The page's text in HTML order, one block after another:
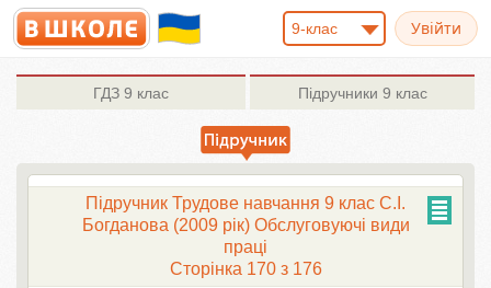
9-клас
ГДЗ 9 клас Підручники 9 клас
Підручник Трудове навчання 9 клас С.І.
Богданова (2009 рік) Обслуговуючі види
праці
Сторінка 170 з 176